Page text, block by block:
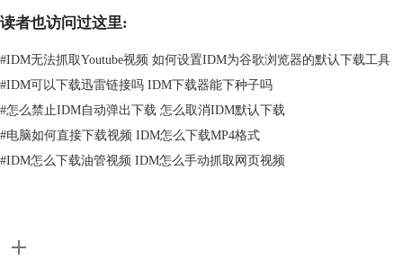
三、自动下载文件类型设置
在第一部分写入需要进行自动下载的文件类型。注意：使用空格来分隔各
文件类型，一般默认所有类型的文件，这部分可不做更改，使用系统默认
四、禁用站点设置
在第二部分写入不想要IDM进行自动下载的站点。例如，小编不需要自动
下载百度的内容，只需要将百度的站点添加到此处，就完成禁用站点设置
读者也访问过这里:
#IDM无法抓取Youtube视频 如何设置IDM为谷歌浏览器的默认下载工具
#IDM可以下载迅雷链接吗 IDM下载器能下种子吗
#怎么禁止IDM自动弹出下载 怎么取消IDM默认下载
#电脑如何直接下载视频 IDM怎么下载MP4格式
#IDM怎么下载油管视频 IDM怎么手动抓取网页视频